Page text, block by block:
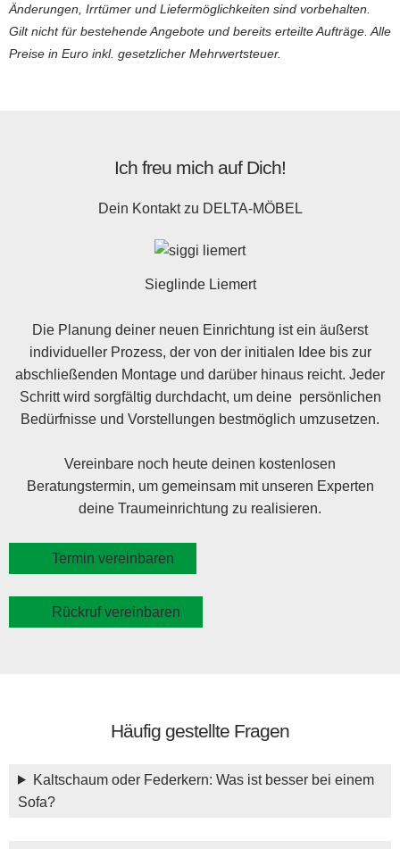
Änderungen, Irrtümer und Liefermöglichkeiten sind vorbehalten.
Gilt nicht für bestehende Angebote und bereits erteilte Aufträge. Alle
Preise in Euro inkl. gesetzlicher Mehrwertsteuer.
Ich freu mich auf Dich!
Dein Kontakt zu DELTA-MÖBEL
Sieglinde Liemert
Die Planung deiner neuen Einrichtung ist ein äußerst
individueller Prozess, der von der initialen Idee bis zur
abschließenden Montage und darüber hinaus reicht. Jeder
Schritt wird sorgfältig durchdacht, um deine persönlichen
Bedürfnisse und Vorstellungen bestmöglich umzusetzen.
Vereinbare noch heute deinen kostenlosen
Beratungstermin, um gemeinsam mit unseren Experten
deine Traumeinrichtung zu realisieren.
Termin vereinbaren
Rückruf vereinbaren
Häufig gestellte Fragen
Kaltschaum oder Federkern: Was ist besser bei einem
Sofa?